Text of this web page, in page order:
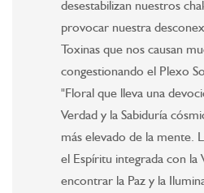
desestabilizan nuestros
provocar nuestra
Toxinas que nos causan
congestionando el Plexo
"Floral que lleva una
Verdad y la Sabiduría
más elevado de la mente.
el Espíritu integrada con la
encontrar la Paz y la